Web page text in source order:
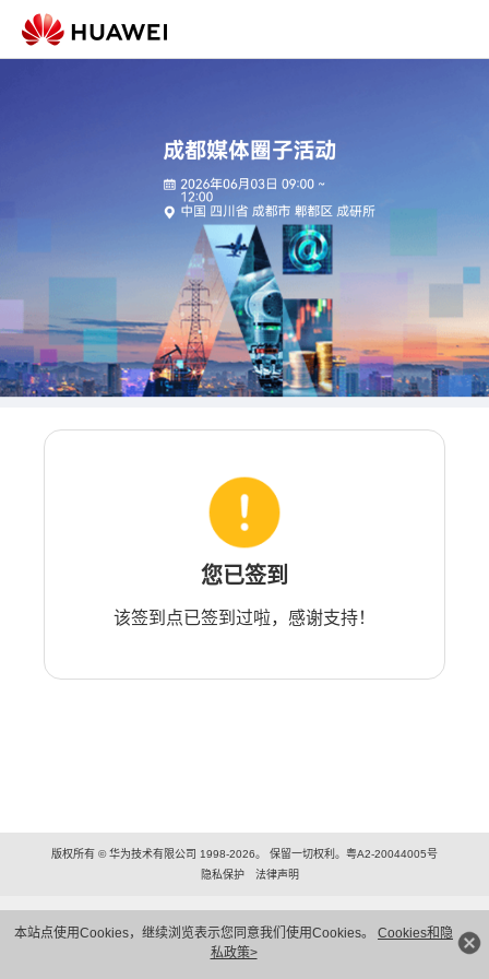
本站点使用Cookies，继续浏览表示您同意我们使用Cookies。 Cookies和隐
私政策>
您已签到
该签到点已签到过啦，感谢支持！
版权所有 © 华为技术有限公司 1998-2026。 保留一切权利。粤A2-20044005号
隐私保护
法律声明